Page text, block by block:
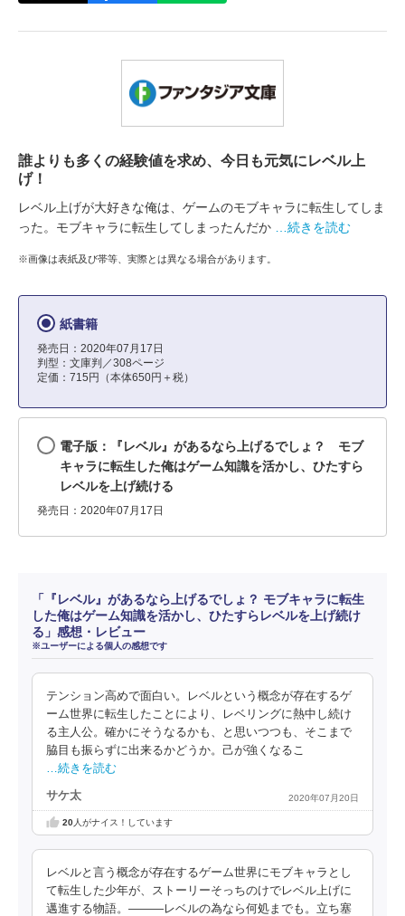
誰よりも多くの経験値を求め、今日も元気にレベル上
げ！
レベル上げが大好きな俺は、ゲームのモブキャラに転生してしま
った。モブキャラに転生してしまったんだか
…続きを読む
※画像は表紙及び帯等、実際とは異なる場合があります。
紙書籍
発売日：2020年07月17日
判型：文庫判／308ページ
定価：715円（本体650円＋税）
電子版：『レベル』があるなら上げるでしょ？ モブ
キャラに転生した俺はゲーム知識を活かし、ひたすら
レベルを上げ続ける
発売日：2020年07月17日
「『レベル』があるなら上げるでしょ？ モブキャラに転生
した俺はゲーム知識を活かし、ひたすらレベルを上げ続け
る」感想・レビュー
※ユーザーによる個人の感想です
テンション高めで面白い。レベルという概念が存在するゲ
ーム世界に転生したことにより、レベリングに熱中し続け
る主人公。確かにそうなるかも、と思いつつも、そこまで
脇目も振らずに出来るかどうか。己が強くなるこ
…続きを読む
サケ太 2020年07月20日
20人がナイス！しています
レベルと言う概念が存在するゲーム世界にモブキャラとし
て転生した少年が、ストーリーそっちのけでレベル上げに
邁進する物語。―――レベルの為なら何処までも。立ち塞